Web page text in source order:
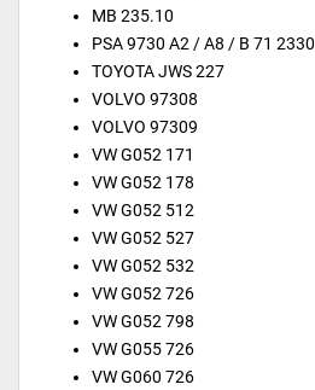
MB 235.10
PSA 9730 A2 / A8 / B 71 2330
TOYOTA JWS 227
VOLVO 97308
VOLVO 97309
VW G052 171
VW G052 178
VW G052 512
VW G052 527
VW G052 532
VW G052 726
VW G052 798
VW G055 726
VW G060 726